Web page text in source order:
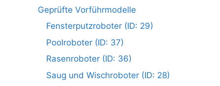
Geprüfte Vorführmodelle
Fensterputzroboter (ID: 29)
Poolroboter (ID: 37)
Rasenroboter (ID: 36)
Saug und Wischroboter (ID: 28)